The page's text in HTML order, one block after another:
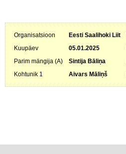
Organisatsioon Eesti Saalihoki Liit
Kuupäev
05.01.2025
Parim mängija (A)
Sintija Bāliņa
Kohtunik 1
Aivars Māliņš